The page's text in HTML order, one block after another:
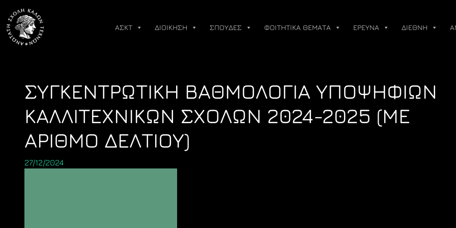
content
ΑΣΚΤ ΔΙΟΙΚΗΣΗ ΣΠΟΥΔΕΣ ΦΟΙΤΗΤΙΚΑ ΘΕΜΑΤΑ ΕΡΕΥΝΑ ΔΙΕΘΝΗ
ΣΥΓΚΕΝΤΡΩΤΙΚΗ ΒΑΘΜΟΛΟΓΙΑ ΥΠΟΨΗΦΙΩΝ
ΚΑΛΛΙΤΕΧΝΙΚΩΝ ΣΧΟΛΩΝ 2024-2025 (ΜΕ
ΑΡΙΘΜΟ ΔΕΛΤΙΟΥ)
27/12/2024